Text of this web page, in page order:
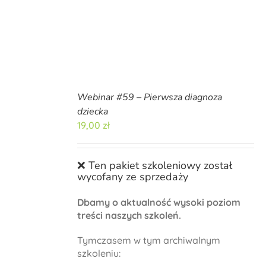
Webinar #59 – Pierwsza diagnoza
dziecka
19,00 zł
❌ Ten pakiet szkoleniowy został
wycofany ze sprzedaży
Dbamy o aktualność wysoki poziom
treści naszych szkoleń.
Tymczasem w tym archiwalnym
szkoleniu: